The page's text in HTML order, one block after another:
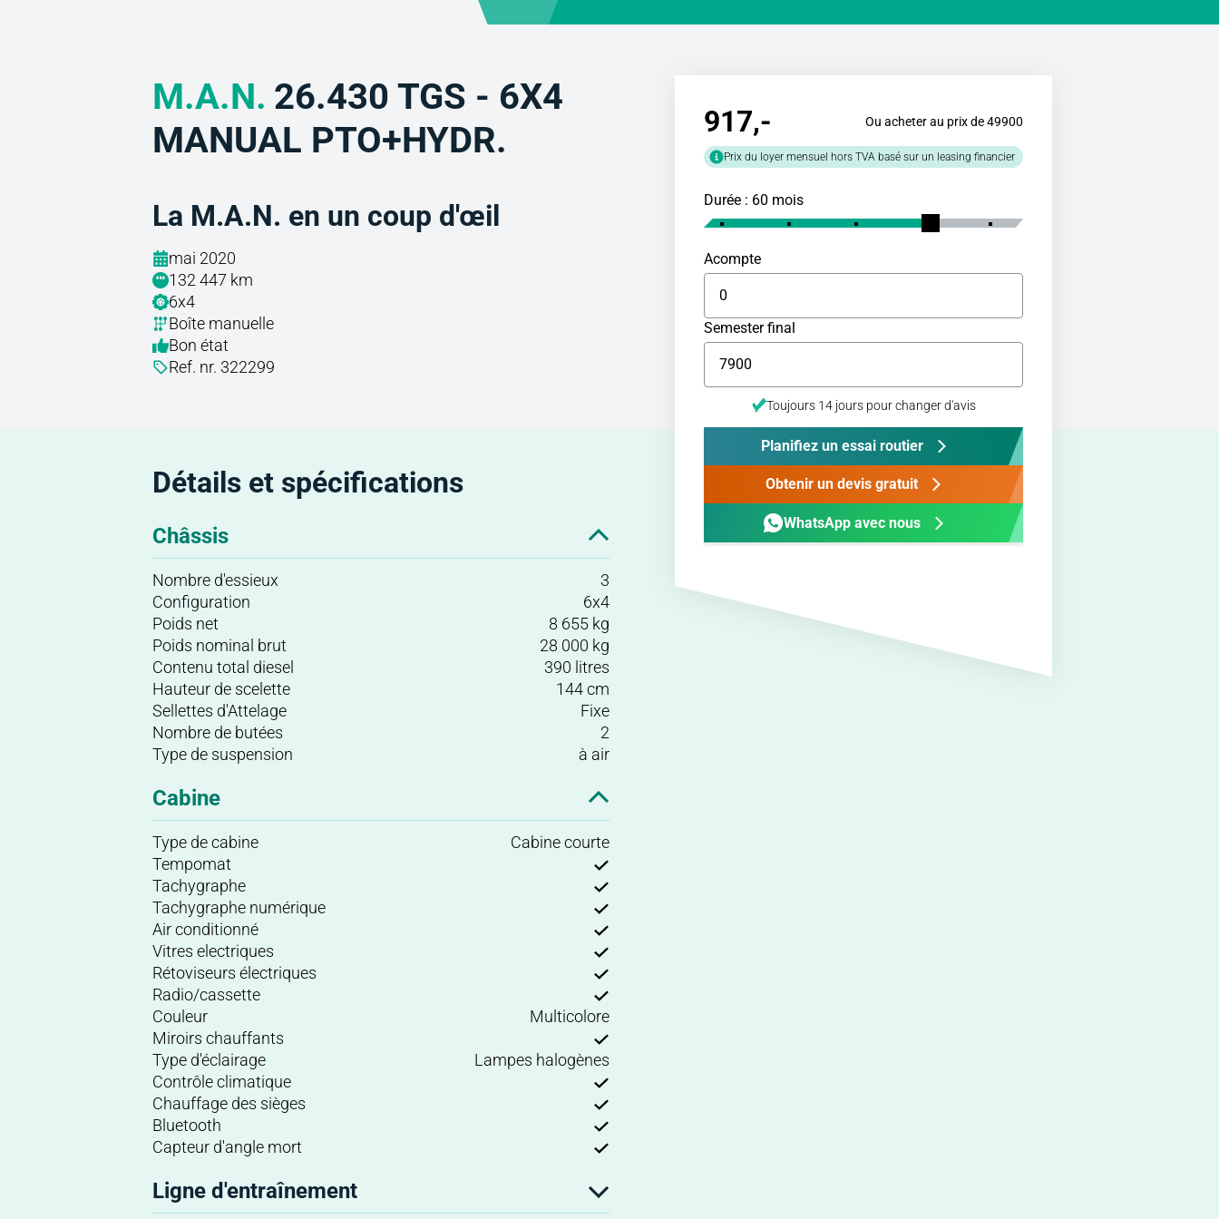
M.A.N. 26.430 TGS - 6X4
MANUAL PTO+HYDR.
La M.A.N. en un coup d'œil
mai 2020
132 447 km
6x4
Boîte manuelle
Bon état
Ref. nr. 322299
Détails et spécifications
Châssis
Nombre d'essieux
3
Configuration
6x4
Poids net
8 655 kg
Poids nominal brut
28 000 kg
Contenu total diesel
390 litres
Hauteur de scelette
144 cm
Sellettes d'Attelage
Fixe
Nombre de butées
2
Type de suspension
à air
Cabine
Type de cabine
Cabine courte
Tempomat
Tachygraphe
Tachygraphe numérique
Air conditionné
Vitres electriques
Rétoviseurs électriques
Radio/cassette
Couleur
Multicolore
Miroirs chauffants
Type d'éclairage
Lampes halogènes
Contrôle climatique
Chauffage des sièges
Bluetooth
Capteur d'angle mort
Ligne d'entraînement
917,- Ou acheter au prix de 49900
Prix du loyer mensuel hors TVA basé sur un leasing financier
Durée : 60 mois
Acompte
Semester final
Toujours 14 jours pour changer d'avis
Planifiez un essai routier
Obtenir un devis gratuit
WhatsApp avec nous